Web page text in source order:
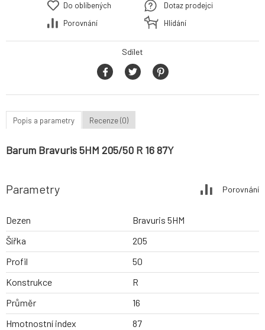
Do oblíbených
Porovnání
Dotaz prodejci
Hlídání
Sdílet
Popis a parametry Recenze (0)
Barum Bravuris 5HM 205/50 R 16 87Y
Parametry Porovnání
Dezen
Bravuris 5HM
Šířka
205
Profil
50
Konstrukce
R
Průměr
16
Hmotnostní index
87